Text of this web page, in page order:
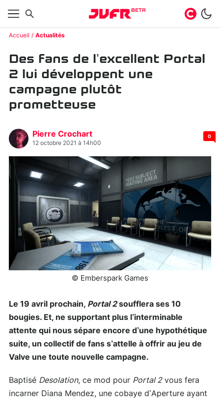
BETA
Accueil Actualités
Des fans de l’excellent Portal
2 lui développent une
campagne plutôt
prometteuse
Pierre Crochart
12 octobre 2021 à 14h00
0
© Emberspark Games
Le 19 avril prochain, Portal 2soufflera ses 10
bougies. Et, ne supportant plus l’interminable
attente qui nous sépare encore d’une hypothétique
suite, un collectif de fans s’attelle à offrir au jeu de
Valve une toute nouvelle campagne.
Baptisé Desolation, ce mod pour Portal 2vous fera
incarner Diana Mendez, une cobaye d’Aperture ayant